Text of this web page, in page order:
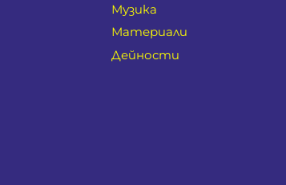
Музика
Материали
Дейности